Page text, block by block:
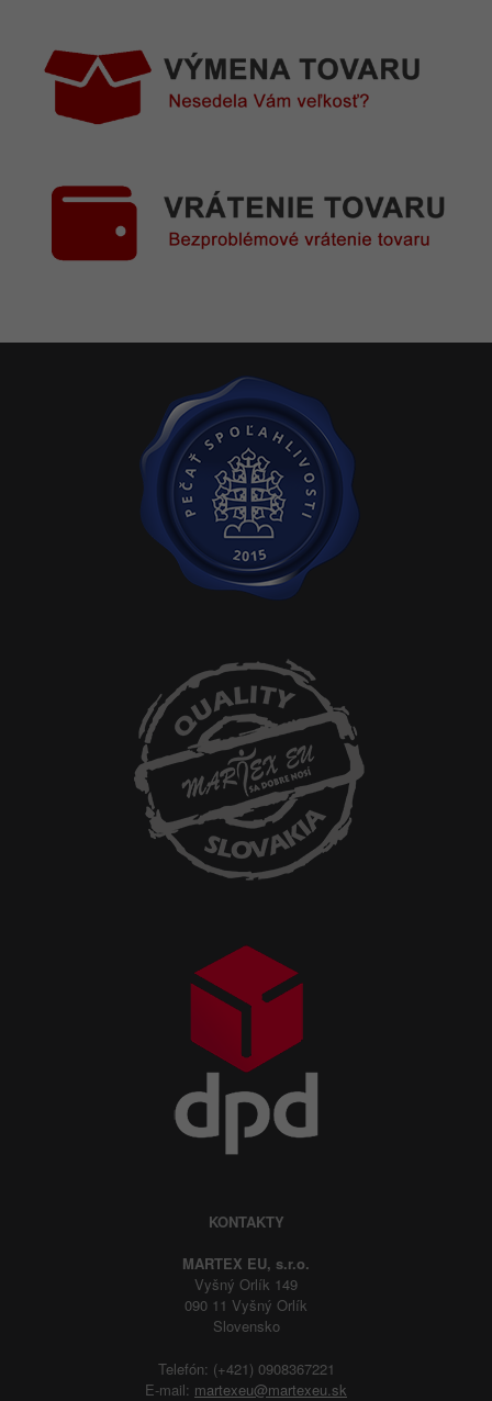
KONTAKTY
MARTEX EU, s.r.o.
Vyšný Orlík 149
090 11 Vyšný Orlík
Slovensko
Telefón: (+421) 0908367221
E-mail: martexeu@martexeu.sk